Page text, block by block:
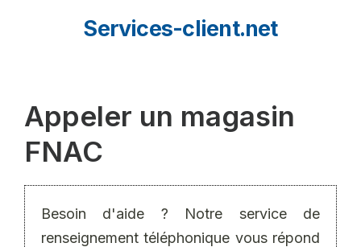
Services-client.net
Appeler un magasin
FNAC
Besoin d'aide ? Notre service de
renseignement téléphonique vous répond